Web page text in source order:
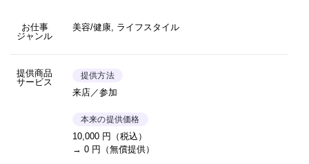
お仕事
ジャンル
美容/健康, ライフスタイル
提供商品
サービス
提供方法
来店／参加
本来の提供価格
10,000 円（税込）
→ 0 円（無償提供）